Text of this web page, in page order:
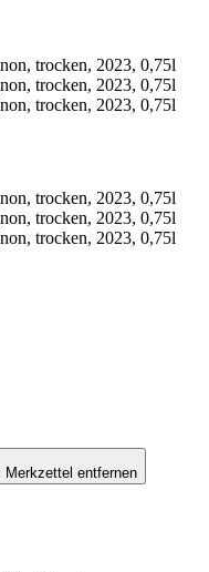
Merkzettel entfernen